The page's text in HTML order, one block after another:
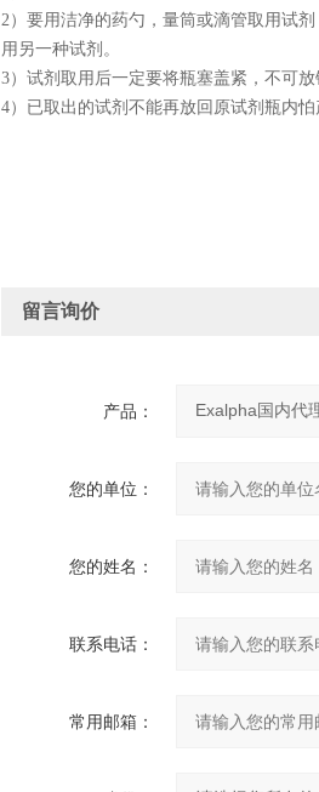
2）要用洁净的药勺，量筒或滴管取用试
用另一种试剂。
3）试剂取用后一定要将瓶塞盖紧，不可
4）已取出的试剂不能再放回原试剂瓶内怕
留言询价
产品：
您的单位：
您的姓名：
联系电话：
常用邮箱：